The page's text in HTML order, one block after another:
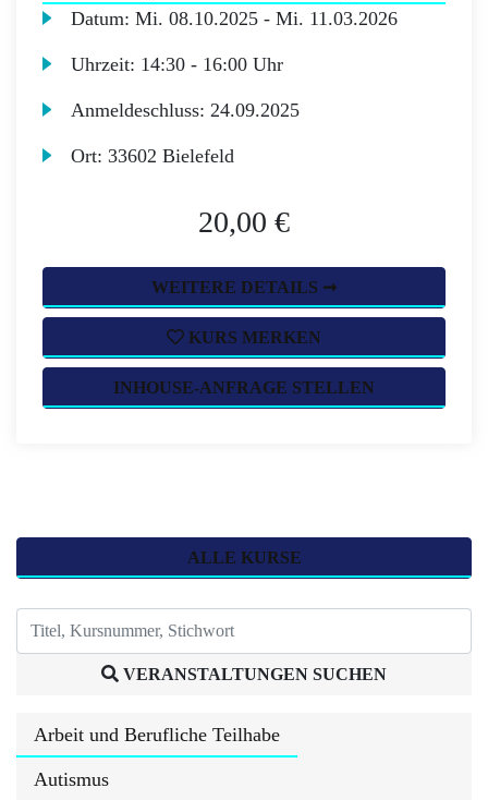
Datum:Mi. 08.10.2025 -Mi. 11.03.2026
Uhrzeit: 14:30 - 16:00 Uhr
Anmeldeschluss:24.09.2025
Ort:33602 Bielefeld
20,00 €
WEITERE DETAILS ➞
KURS MERKEN
INHOUSE-ANFRAGE STELLEN
ALLE KURSE
VERANSTALTUNGEN SUCHEN
Arbeit und Berufliche Teilhabe
Autismus